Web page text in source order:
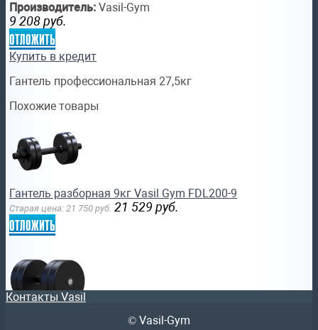
Производитель: Vasil-Gym
9 208 руб.
отложить
Купить в кредит
Гантель профессиональная 27,5кг
Похожие товары
Гантель разборная 9кг Vasil Gym FDL200-9
Старая цена: 21 750 руб. 21 529 руб.
отложить
Гантель профессиональная 50кг Vasil-ЖИМ VSA50
Контакты Vasil
© Vasil-Gym